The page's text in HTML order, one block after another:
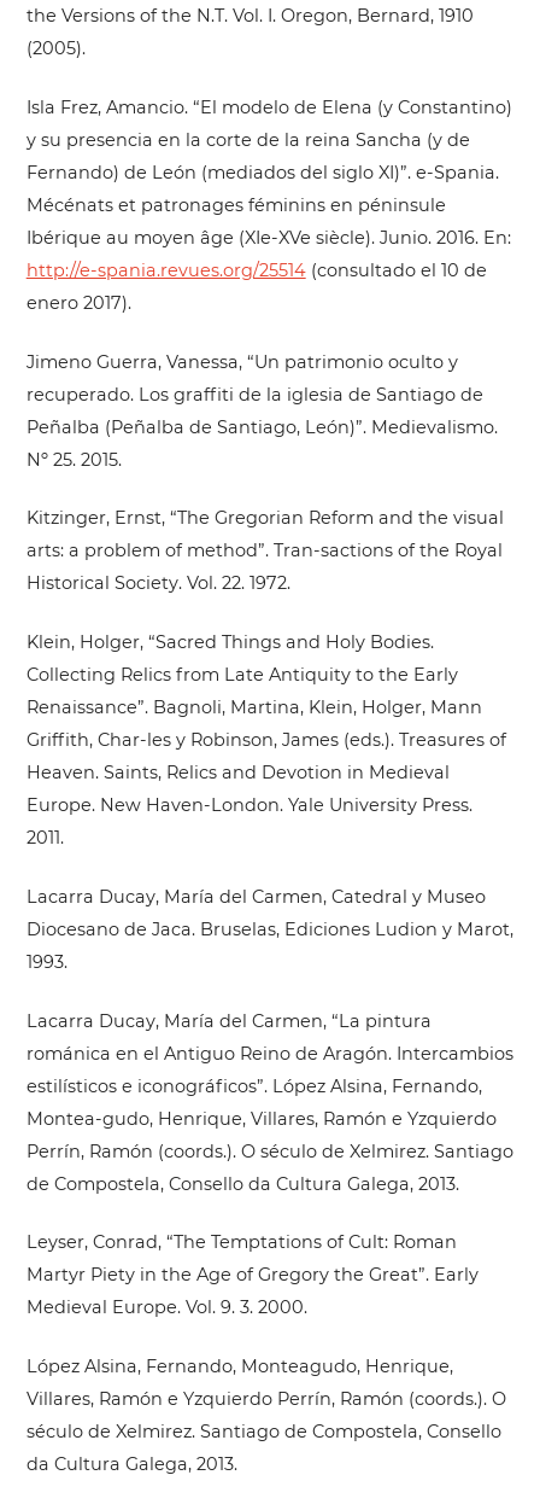
the Versions of the N.T. Vol. I. Oregon, Bernard, 1910
(2005).
Isla Frez, Amancio. “El modelo de Elena (y Constantino)
y su presencia en la corte de la reina Sancha (y de
Fernando) de León (mediados del siglo XI)”. e-Spania.
Mécénats et patronages féminins en péninsule
Ibérique au moyen âge (XIe-XVe siècle). Junio. 2016. En:
http://e-spania.revues.org/25514(consultado el 10 de
enero 2017).
Jimeno Guerra, Vanessa, “Un patrimonio oculto y
recuperado. Los graffiti de la iglesia de Santiago de
Peñalba (Peñalba de Santiago, León)”. Medievalismo.
Nº 25. 2015.
Kitzinger, Ernst, “The Gregorian Reform and the visual
arts: a problem of method”. Tran-sactions of the Royal
Historical Society. Vol. 22. 1972.
Klein, Holger, “Sacred Things and Holy Bodies.
Collecting Relics from Late Antiquity to the Early
Renaissance”. Bagnoli, Martina, Klein, Holger, Mann
Griffith, Char-les y Robinson, James (eds.). Treasures of
Heaven. Saints, Relics and Devotion in Medieval
Europe. New Haven-London. Yale University Press.
2011.
Lacarra Ducay, María del Carmen, Catedral y Museo
Diocesano de Jaca. Bruselas, Ediciones Ludion y Marot,
1993.
Lacarra Ducay, María del Carmen, “La pintura
románica en el Antiguo Reino de Aragón. Intercambios
estilísticos e iconográficos”. López Alsina, Fernando,
Montea-gudo, Henrique, Villares, Ramón e Yzquierdo
Perrín, Ramón (coords.). O século de Xelmirez. Santiago
de Compostela, Consello da Cultura Galega, 2013.
Leyser, Conrad, “The Temptations of Cult: Roman
Martyr Piety in the Age of Gregory the Great”. Early
Medieval Europe. Vol. 9. 3. 2000.
López Alsina, Fernando, Monteagudo, Henrique,
Villares, Ramón e Yzquierdo Perrín, Ramón (coords.). O
século de Xelmirez. Santiago de Compostela, Consello
da Cultura Galega, 2013.